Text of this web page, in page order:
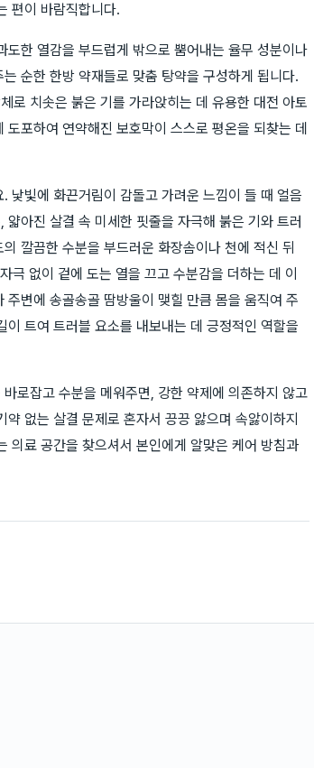
편이 바람직합니다.
한 열감을 부드럽게 밖으로 뿜어내는 율무 성분이나
순한 한방 약재들로 맞춤 탕약을 구성하게 됩니다.
로 치솟은 붉은 기를 가라앉히는 데 유용한 대전 아토
포하여 연약해진 보호막이 스스로 평온을 되찾는 데
낯빛에 화끈거림이 감돌고 가려운 느낌이 들 때 얼음
아진 살결 속 미세한 핏줄을 자극해 붉은 기와 트러
깔끔한 수분을 부드러운 화장솜이나 천에 적신 뒤
없이 겉에 도는 열을 끄고 수분감을 더하는 데 이
변에 송골송골 땀방울이 맺힐 만큼 몸을 움직여 주
트여 트러블 요소를 내보내는 데 긍정적인 역할을
로잡고 수분을 메워주면, 강한 약제에 의존하지 않고
없는 살결 문제로 혼자서 끙끙 앓으며 속앓이하지
의료 공간을 찾으셔서 본인에게 알맞은 케어 방침과